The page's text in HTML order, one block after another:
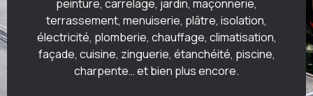
peinture, carrelage, jardin, maçonnerie,
terrassement, menuiserie, plâtre, isolation,
électricité, plomberie, chauffage, climatisation,
façade, cuisine, zinguerie, étanchéité, piscine,
charpente… et bien plus encore.